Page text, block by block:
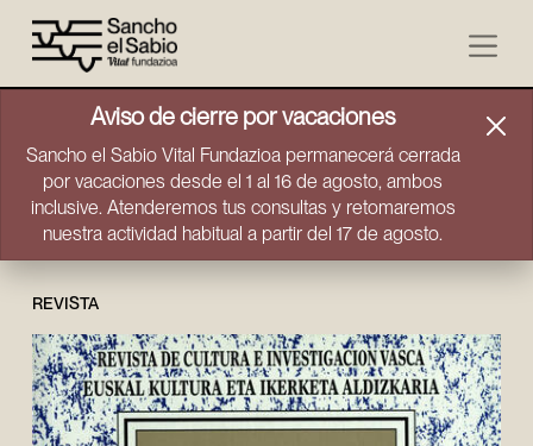
Ir directamente al contenido
Aviso de cierre por vacaciones
Sancho el Sabio Vital Fundazioa permanecerá cerrada
por vacaciones desde el 1 al 16 de agosto, ambos
inclusive. Atenderemos tus consultas y retomaremos
nuestra actividad habitual a partir del 17 de agosto.
REVISTA